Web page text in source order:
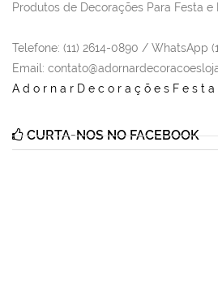
Produtos de Decorações Para Festa e
Telefone: (11) 2614-0890 / WhatsApp
Email:
CURTA-NOS NO FACEBOOK